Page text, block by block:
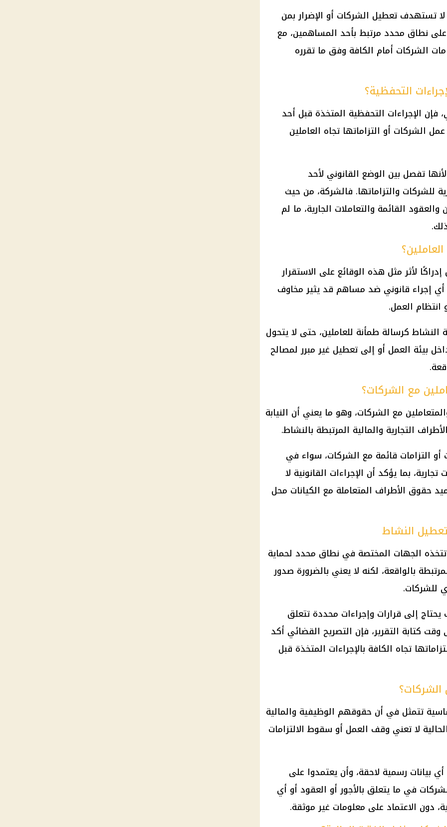
تستهدف تعطيل الشركات أو الإضرار بمن
نطاق محدد مرتبط بأحد المساهمين، مع
الشركات أمام الكافة وفق ما تقرره
التحفظية؟
الإجراءات التحفظية المتخذة قبل أحد
الشركات أو التزاماتها تجاه العاملين
تفصل بين الوضع القانوني لأحد
للشركات والتزاماتها. فالشركة، من حيث
القائمة والتعاملات الجارية، ما لم
لأثر مثل هذه الوقائع على الاستقرار
إجراء قانوني ضد مساهم قد يثير مخاوف
انتظام العمل.
النشاط كرسالة طمأنة للعاملين، حتى لا يتحول
بيئة العمل أو إلى تعطيل غير مبرر لمصالح
مع الشركات؟
مع الشركات، وهو ما يعني أن النيابة
التجارية والمالية المرتبطة بالنشاط.
التزامات قائمة مع الشركات، سواء في
بما يؤكد أن الإجراءات القانونية لا
حقوق الأطراف المتعاملة مع الكيانات محل
النشاط
تتخذه الجهات المختصة في نطاق محدد لحماية
بالواقعة، لكنه لا يعني بالضرورة صدور
للشركات.
إلى قرارات وإجراءات محددة تتعلق
كتابة التقرير، فإن التصريح القضائي أكد
تجاه الكافة بالإجراءات المتخذة قبل
الشركات؟
تتمثل في أن حقوقهم الوظيفية والمالية
لا تعني وقف العمل أو سقوط الالتزامات
بيانات رسمية لاحقة، وأن يعتمدوا على
في ما يتعلق بالأجور أو العقود أو أي
دون الاعتماد على معلومات غير موثقة.